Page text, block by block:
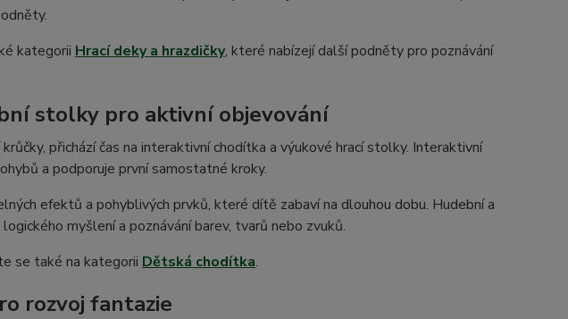
kategorii Hrací deky a hrazdičky, které nabízejí další podněty pro poznávání
stolky pro aktivní objevování
přichází čas na interaktivní chodítka a výukové hrací stolky. Interaktivní
a podporuje první samostatné kroky.
efektů a pohyblivých prvků, které dítě zabaví na dlouhou dobu. Hudební a
myšlení a poznávání barev, tvarů nebo zvuků.
se také na kategorii Dětská chodítka.
rozvoj fantazie